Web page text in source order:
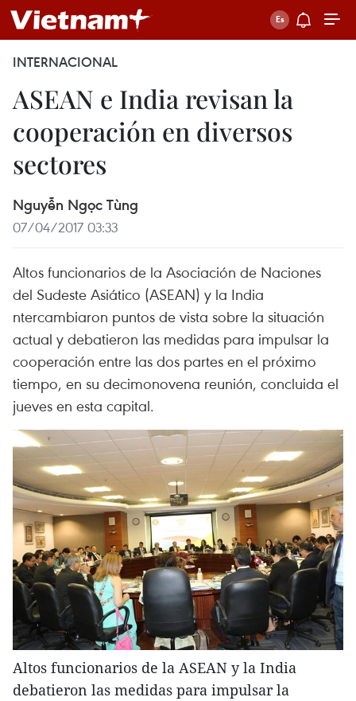
INTERNACIONAL
ASEAN e India revisan la
cooperación en diversos
sectores
Nguyễn Ngọc Tùng
07/04/2017 03:33
Altos funcionarios de la Asociación de Naciones
del Sudeste Asiático (ASEAN) y la India
ntercambiaron puntos de vista sobre la situación
actual y debatieron las medidas para impulsar la
cooperación entre las dos partes en el próximo
tiempo, en su decimonovena reunión, concluida el
jueves en esta capital.
Altos funcionarios de la ASEAN y la India
debatieron las medidas para impulsar la